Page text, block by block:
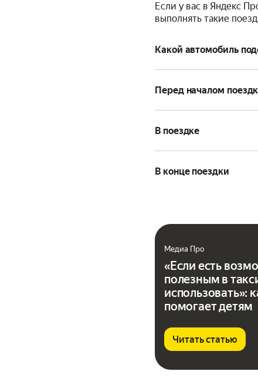
Если у вас в Яндекс
выполнять такие
Какой автомобиль
Перед началом
В поездке
В конце поездки
Медиа Про
«Если есть
полезным в
использовать»:
помогает детям
Читать статью